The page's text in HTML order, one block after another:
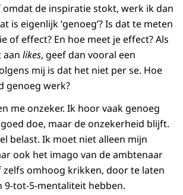
omdat de inspiratie stokt, werk ik dan
is eigenlijk ‘genoeg’? Is dat te meten
of effect? En hoe meet je effect? Als
aan likes, geef dan vooral een
mij is dat het niet per se. Hoe
genoeg werk?
me onzeker. Ik hoor vaak genoeg
doe, maar de onzekerheid blijft.
belast. Ik moet niet alleen mijn
ook het imago van de ambtenaar
omhoog krikken, door te laten
9-tot-5-mentaliteit hebben.